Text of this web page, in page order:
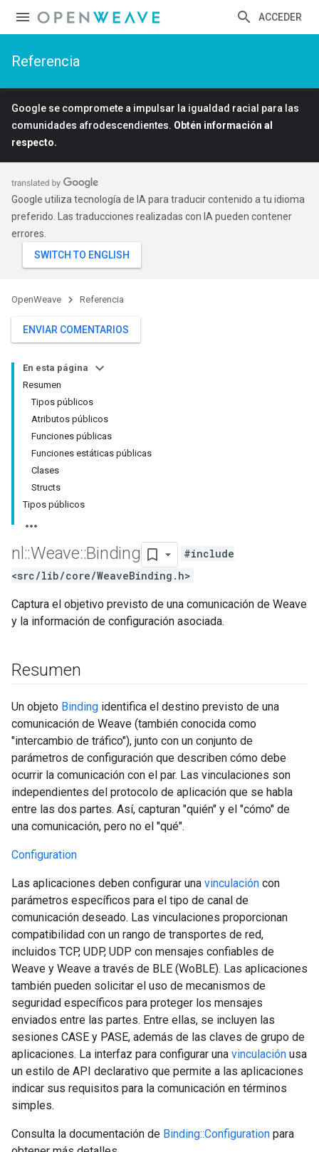
ACCEDER
Referencia
Google se compromete a impulsar la igualdad racial para las
comunidades afrodescendientes. Obtén información al
respecto.
Google utiliza tecnología de IA para traducir contenido a tu idioma
preferido. Las traducciones realizadas con IA pueden contener
errores.
OpenWeave Referencia
ENVIAR COMENTARIOS
En esta página
Resumen
Tipos públicos
Atributos públicos
Funciones públicas
Funciones estáticas públicas
Clases
Structs
Tipos públicos
nl ::Weave::Binding
#include
<src/lib/core/WeaveBinding.h>
Captura el objetivo previsto de una comunicación de Weave
y la información de configuración asociada.
Resumen
Un objeto Binding identifica el destino previsto de una
comunicación de Weave (también conocida como
"intercambio de tráfico"), junto con un conjunto de
parámetros de configuración que describen cómo debe
ocurrir la comunicación con el par. Las vinculaciones son
independientes del protocolo de aplicación que se habla
entre las dos partes. Así, capturan "quién" y el "cómo" de
una comunicación, pero no el "qué".
Configuration
Las aplicaciones deben configurar una vinculación con
parámetros específicos para el tipo de canal de
comunicación deseado. Las vinculaciones proporcionan
compatibilidad con un rango de transportes de red,
incluidos TCP, UDP, UDP con mensajes confiables de
Weave y Weave a través de BLE (WoBLE). Las aplicaciones
también pueden solicitar el uso de mecanismos de
seguridad específicos para proteger los mensajes
enviados entre las partes. Entre ellas, se incluyen las
sesiones CASE y PASE, además de las claves de grupo de
aplicaciones. La interfaz para configurar una vinculación usa
un estilo de API declarativo que permite a las aplicaciones
indicar sus requisitos para la comunicación en términos
simples.
Consulta la documentación de Binding::Configuration para